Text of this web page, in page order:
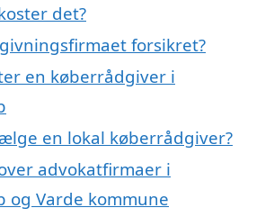
det?
forsikret?
en køberrådgiver i
en lokal køberrådgiver?
advokatfirmaer i
og Varde kommune